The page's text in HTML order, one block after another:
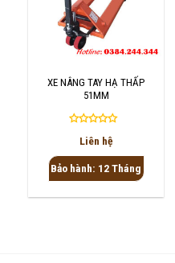
XE NÂNG TAY HẠ THẤP
51MM
Được
hạng
0
sao
Liên hệ
Bảo hành: 12 Tháng